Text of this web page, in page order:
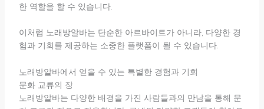
한 역할을 할 수 있습니다.
이처럼 노래방알바는 단순한 아르바이트가 아니라, 다양한 경
험과 기회를 제공하는 소중한 플랫폼이 될 수 있습니다.
노래방알바에서 얻을 수 있는 특별한 경험과 기회
문화 교류의 장
노래방알바는 다양한 배경을 가진 사람들과의 만남을 통해 문